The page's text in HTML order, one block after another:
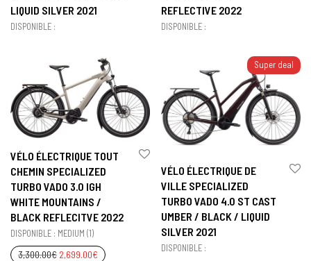
LIQUID SILVER 2021
DISPONIBLE :
REFLECTIVE 2022
DISPONIBLE :
VÉLO ÉLECTRIQUE TOUT
CHEMIN SPECIALIZED
TURBO VADO 3.0 IGH
WHITE MOUNTAINS /
BLACK REFLECITVE 2022
DISPONIBLE : MEDIUM (1)
3,300.00€ 2,699.00€
Super deal
VÉLO ÉLECTRIQUE DE
VILLE SPECIALIZED
TURBO VADO 4.0 ST CAST
UMBER / BLACK / LIQUID
SILVER 2021
DISPONIBLE :